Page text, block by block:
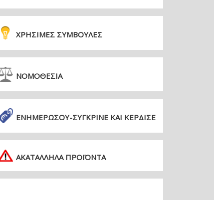
ΧΡΗΣΙΜΕΣ ΣΥΜΒΟΥΛΕΣ
ΝΟΜΟΘΕΣΙΑ
ΕΝΗΜΕΡΏΣΟΥ-ΣΎΓΚΡΙΝΕ ΚΑΙ ΚΈΡΔΙΣΕ
ΑΚΑΤΑΛΛΗΛΑ ΠΡΟΪΟΝΤΑ